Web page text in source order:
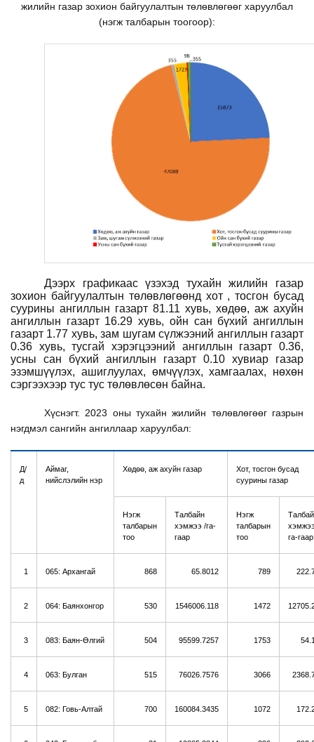
жилийн газар зохион байгуулалтын төлөвлөгөөг харуулбал
(нэгж талбарын тоогоор):
Дээрх графикаас үзэхэд тухайн жилийн газар
зохион байгуулалтын төлөвлөгөөнд хот , тосгон бусад
суурины ангиллын газарт 81.11 хувь, хөдөө, аж ахуйн
ангиллын газарт 16.29 хувь, ойн сан бүхий ангиллын
газарт 1.77 хувь, зам шугам сүлжээний ангиллын газарт
0.36 хувь, тусгай хэрэгцээний ангиллын газарт 0.36,
усны сан бүхий ангиллын газарт 0.10 хувиар газар
эзэмшүүлэх, ашиглуулах, өмчүүлэх, хамгаалах, нөхөн
сэргээхээр тус тус төлөвлөсөн байна.
Хүснэгт. 2023 оны тухайн жилийн төлөвлөгөөг газрын
нэгдмэл сангийн ангиллаар харуулбал:
Д/
д
Аймаг,
нийслэлийн нэр
Хөдөө, аж ахуйн газар
Хот, тосгон бусад
суурины газар
Нэгж
талбарын
тоо
Талбайн
хэмжээ /га-
гаар
Нэгж
талбарын
тоо
га-гаар
1 065: Архангай 868 65.8012 789
2 064: Баянхонгор 530 1546006.118 1472
3 083: Баян-Өлгий 504 95599.7257 1753
4 063: Булган 515 76026.7576 3066
5 082: Говь-Алтай 700 160084.3435 1072